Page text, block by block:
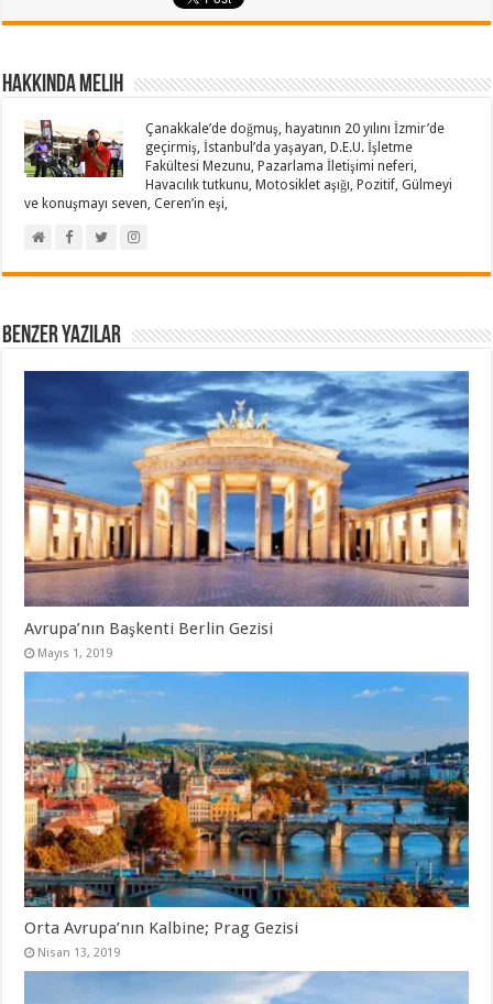
Hakkında Melih
Çanakkale’de doğmuş, hayatının 20 yılını İzmir’de
geçirmiş, İstanbul’da yaşayan, D.E.U. İşletme
Fakültesi Mezunu, Pazarlama İletişimi neferi,
Havacılık tutkunu, Motosiklet aşığı, Pozitif, Gülmeyi
ve konuşmayı seven, Ceren’in eşi,
Benzer Yazılar
Avrupa’nın Başkenti Berlin Gezisi
Mayıs 1, 2019
Orta Avrupa’nın Kalbine; Prag Gezisi
Nisan 13, 2019